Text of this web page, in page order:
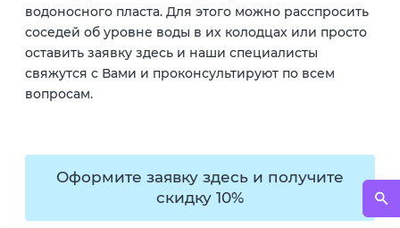
водоносного пласта. Для этого можно расспросить
соседей об уровне воды в их колодцах или просто
оставить заявку здесь и наши специалисты
свяжутся с Вами и проконсультируют по всем
вопросам.
Оформите заявку здесь и получите
скидку 10%